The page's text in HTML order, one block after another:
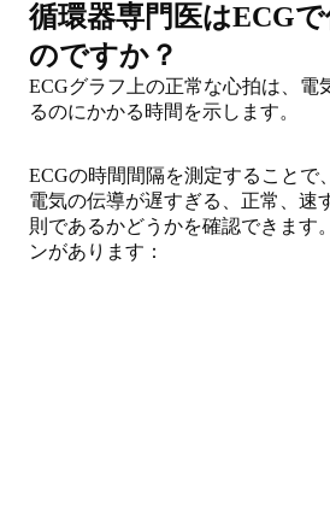
循環器専門医はECG
のですか？
ECGグラフ上の正常な心拍は、電
るのにかかる時間を示します。
ECGの時間間隔を測定することで
電気の伝導が遅すぎる、正常、速
則であるかどうかを確認できます
ンがあります：